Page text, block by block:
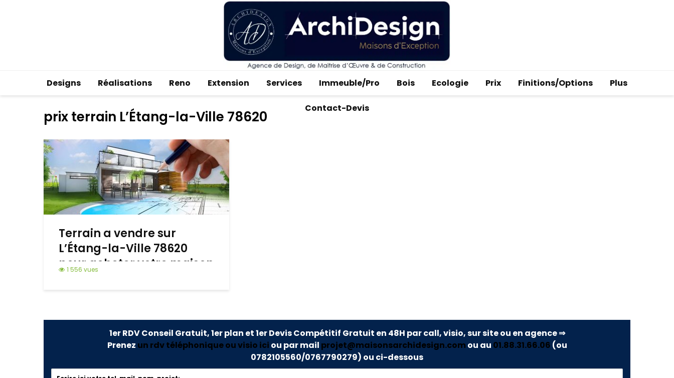
Designs Réalisations Reno Extension Services Immeuble/Pro Bois Ecologie Prix Finitions/Options Plus
Contact-Devis
prix terrain L’Étang-la-Ville 78620
Terrain a vendre sur
L’Étang-la-Ville 78620
pour acheter votre maison
1 556 vues
1er RDV Conseil Gratuit, 1er plan et 1er Devis Compétitif Gratuit en 48H par call, visio, sur site ou en agence ⇒
Prenez un rdv téléphonique ou visio ici ou par mail projet@maisonsarchidesign.com ou au 01.88.31.66.06 (ou
0782105560/0767790279) ou ci-dessous